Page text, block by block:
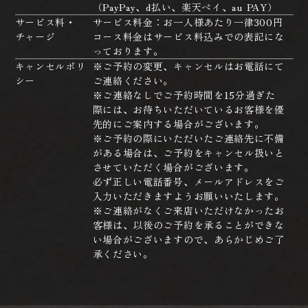
（PayPay、d払い、楽天ペイ、au PAY）
サービス料・
チャージ
サービス料金：お一人様あたり一律300円
コース料金はサービス料込みでの表記にな
っております。
キャンセルポリ
シー
※ご予約の変更、キャンセルはお電話にて
ご連絡ください。
※ご連絡なしでご予約時間を15分過ぎた
際には、お待ちいただいているお客様を優
先的にご案内する場合がございます。
※ご予約の際にいただいたご連絡先に不備
がある場合は、ご予約をキャンセル扱いと
させていただく場合がございます。
必ず正しい電話番号、メールアドレスをご
入力いただきますようお願いいたします。
※ご連絡がなくご来店いただけなかったお
客様は、以後のご予約を承ることができな
い場合がございますので、あらかじめご了
承ください。